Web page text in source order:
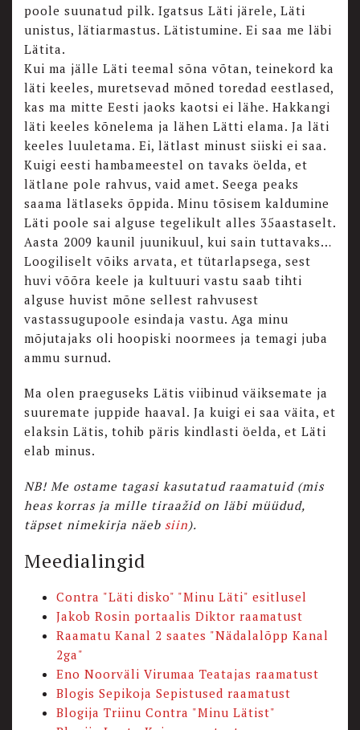
poole suunatud pilk. Igatsus Läti järele, Läti
unistus, lätiarmastus. Lätistumine. Ei saa me läbi
Lätita.
Kui ma jälle Läti teemal sõna võtan, teinekord ka
läti keeles, muretsevad mõned toredad eestlased,
kas ma mitte Eesti jaoks kaotsi ei lähe. Hakkangi
läti keeles kõnelema ja lähen Lätti elama. Ja läti
keeles luuletama. Ei, lätlast minust siiski ei saa.
Kuigi eesti hambameestel on tavaks öelda, et
lätlane pole rahvus, vaid amet. Seega peaks
saama lätlaseks õppida. Minu tõsisem kaldumine
Läti poole sai alguse tegelikult alles 35aastaselt.
Aasta 2009 kaunil juunikuul, kui sain tuttavaks…
Loogiliselt võiks arvata, et tütarlapsega, sest
huvi võõra keele ja kultuuri vastu saab tihti
alguse huvist mõne sellest rahvusest
vastassugupoole esindaja vastu. Aga minu
mõjutajaks oli hoopiski noormees ja temagi juba
ammu surnud.
Ma olen praeguseks Lätis viibinud väiksemate ja
suuremate juppide haaval. Ja kuigi ei saa väita, et
elaksin Lätis, tohib päris kindlasti öelda, et Läti
elab minus.
NB! Me ostame tagasi kasutatud raamatuid (mis
heas korras ja mille tiraažid on läbi müüdud,
täpset nimekirja näeb siin).
Meedialingid
Contra "Läti disko" "Minu Läti" esitlusel
Jakob Rosin portaalis Diktor raamatust
Raamatu Kanal 2 saates "Nädalalõpp Kanal
2ga"
Eno Noorväli Virumaa Teatajas raamatust
Blogis Sepikoja Sepistused raamatust
Blogija Triinu Contra "Minu Lätist"